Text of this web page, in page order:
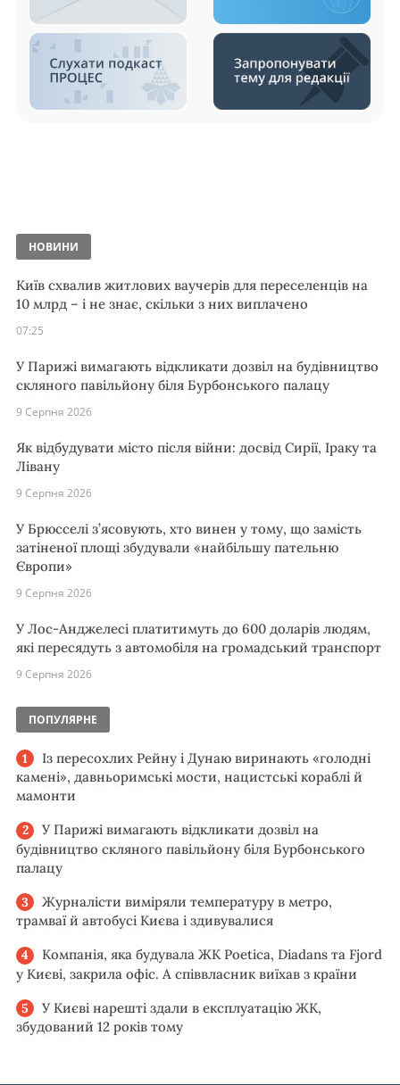
НОВИНИ
Київ схвалив житлових ваучерів для переселенців на
10 млрд – і не знає, скільки з них виплачено
07:25
У Парижі вимагають відкликати дозвіл на будівництво
скляного павільйону біля Бурбонського палацу
9 Серпня 2026
Як відбудувати місто після війни: досвід Сирії, Іраку та
Лівану
9 Серпня 2026
У Брюсселі з’ясовують, хто винен у тому, що замість
затіненої площі збудували «найбільшу пательню
Європи»
9 Серпня 2026
У Лос-Анджелесі платитимуть до 600 доларів людям,
які пересядуть з автомобіля на громадський транспорт
9 Серпня 2026
ПОПУЛЯРНЕ
Із пересохлих Рейну і Дунаю виринають «голодні
камені», давньоримські мости, нацистські кораблі й
мамонти
У Парижі вимагають відкликати дозвіл на
будівництво скляного павільйону біля Бурбонського
палацу
Журналісти виміряли температуру в метро,
трамваї й автобусі Києва і здивувалися
Компанія, яка будувала ЖК Poetica, Diadans та Fjord
у Києві, закрила офіс. А співвласник виїхав з країни
У Києві нарешті здали в експлуатацію ЖК,
збудований 12 років тому